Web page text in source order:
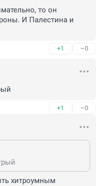
то он
И Палестина и
+1 –0
+1 –0
хитроумным